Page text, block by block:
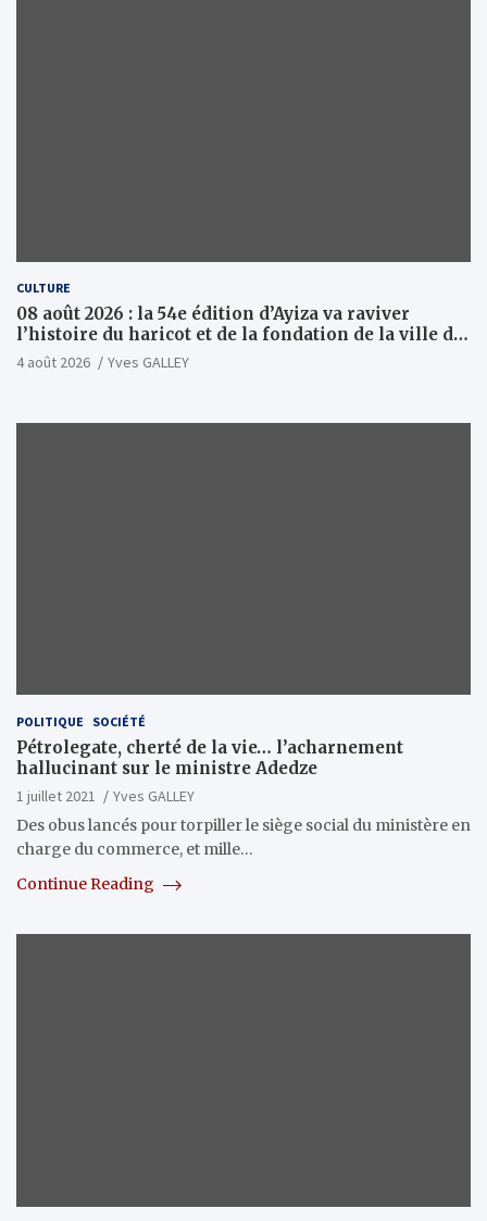
CULTURE
08 août 2026 : la 54e édition d’Ayiza va raviver
l’histoire du haricot et de la fondation de la ville de
Tsévié
4 août 2026 Yves GALLEY
POLITIQUE SOCIÉTÉ
Pétrolegate, cherté de la vie… l’acharnement
hallucinant sur le ministre Adedze
1 juillet 2021
Yves GALLEY
Des obus lancés pour torpiller le siège social du ministère en
charge du commerce, et mille…
Continue Reading